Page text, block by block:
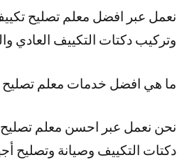
نعمل عبر افضل معلم تصليح
وتركيب دكتات التكييف العادي
ما هي افضل خدمات معلم تصليح
نحن نعمل عبر احسن معلم تصليح
دكتات التكييف وصيانة وتصليح